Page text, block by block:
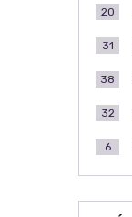
20
31
38
32
6